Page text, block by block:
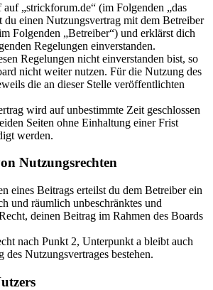
„strickforum.de“ (im Folgenden „das
du einen Nutzungsvertrag mit dem Betreiber
Folgenden „Betreiber“) und erklärst dich
Regelungen einverstanden.
Regelungen nicht einverstanden bist, so
nicht weiter nutzen. Für die Nutzung des
die an dieser Stelle veröffentlichten
wird auf unbestimmte Zeit geschlossen
Seiten ohne Einhaltung einer Frist
werden.
Nutzungsrechten
eines Beitrags erteilst du dem Betreiber ein
und räumlich unbeschränktes und
deinen Beitrag im Rahmen des Boards
nach Punkt 2, Unterpunkt a bleibt auch
des Nutzungsvertrages bestehen.